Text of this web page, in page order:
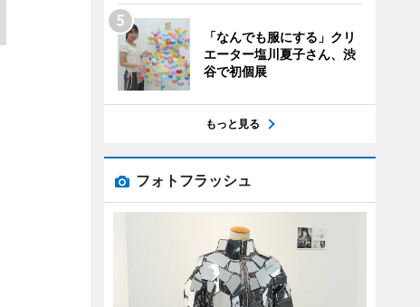
「なんでも服にする」クリ
エーター塩川夏子さん、渋
谷で初個展
もっと見る
フォトフラッシュ